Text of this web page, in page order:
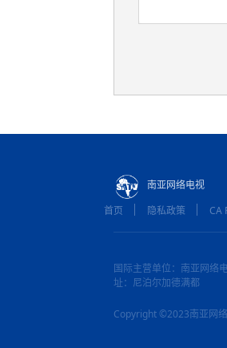
南亚网络电视
首页
隐私政策 CA
国际主营单位：南亚网络
址：尼泊尔加德满都
Copyright ©2023南亚网